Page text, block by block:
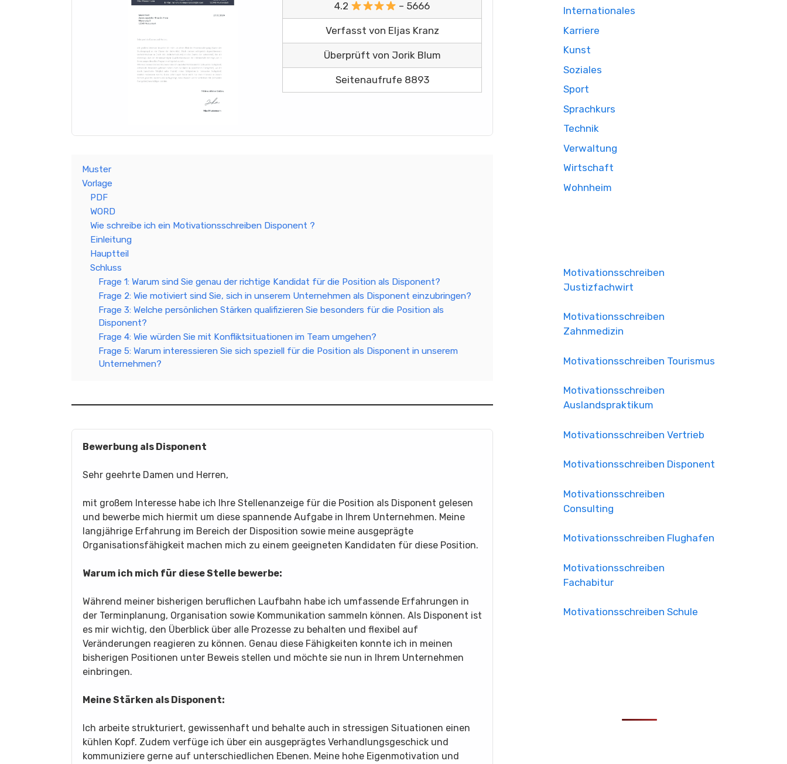
4.2 – 5666
Verfasst von Eljas Kranz
Überprüft von Jorik Blum
Seitenaufrufe 8893
Muster
Vorlage
PDF
WORD
Wie schreibe ich ein Motivationsschreiben Disponent ?
Einleitung
Hauptteil
Schluss
Frage 1: Warum sind Sie genau der richtige Kandidat für die Position als Disponent?
Frage 2: Wie motiviert sind Sie, sich in unserem Unternehmen als Disponent einzubringen?
Frage 3: Welche persönlichen Stärken qualifizieren Sie besonders für die Position als
Disponent?
Frage 4: Wie würden Sie mit Konfliktsituationen im Team umgehen?
Frage 5: Warum interessieren Sie sich speziell für die Position als Disponent in unserem
Unternehmen?
Bewerbung als Disponent
Sehr geehrte Damen und Herren,
mit großem Interesse habe ich Ihre Stellenanzeige für die Position als Disponent gelesen
und bewerbe mich hiermit um diese spannende Aufgabe in Ihrem Unternehmen. Meine
langjährige Erfahrung im Bereich der Disposition sowie meine ausgeprägte
Organisationsfähigkeit machen mich zu einem geeigneten Kandidaten für diese Position.
Warum ich mich für diese Stelle bewerbe:
Während meiner bisherigen beruflichen Laufbahn habe ich umfassende Erfahrungen in
der Terminplanung, Organisation sowie Kommunikation sammeln können. Als Disponent ist
es mir wichtig, den Überblick über alle Prozesse zu behalten und flexibel auf
Veränderungen reagieren zu können. Genau diese Fähigkeiten konnte ich in meinen
bisherigen Positionen unter Beweis stellen und möchte sie nun in Ihrem Unternehmen
einbringen.
Meine Stärken als Disponent:
Ich arbeite strukturiert, gewissenhaft und behalte auch in stressigen Situationen einen
kühlen Kopf. Zudem verfüge ich über ein ausgeprägtes Verhandlungsgeschick und
kommuniziere gerne auf unterschiedlichen Ebenen. Meine hohe Eigenmotivation und
Internationales
Karriere
Kunst
Soziales
Sport
Sprachkurs
Technik
Verwaltung
Wirtschaft
Wohnheim
Motivationsschreiben
Justizfachwirt
Motivationsschreiben
Zahnmedizin
Motivationsschreiben Tourismus
Motivationsschreiben
Auslandspraktikum
Motivationsschreiben Vertrieb
Motivationsschreiben Disponent
Motivationsschreiben
Consulting
Motivationsschreiben Flughafen
Motivationsschreiben
Fachabitur
Motivationsschreiben Schule